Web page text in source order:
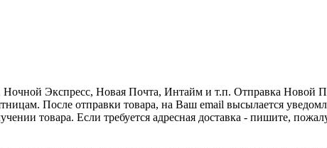
Ночной Экспресс, Новая Почта, Интайм и т.п. Отправка Новой
После отправки товара, на Ваш email высылается
товара. Если требуется адресная доставка - пишите,